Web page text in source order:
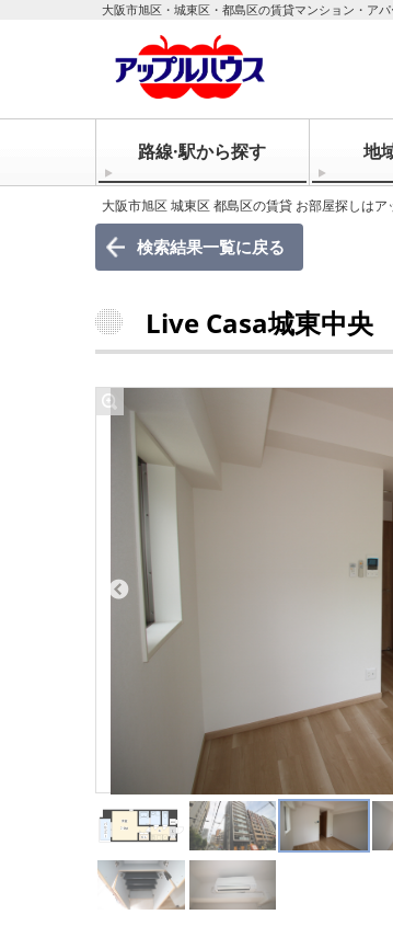
大阪市旭区・城東区・都島区の賃貸マンション・アパ
路線·駅から探す 地
大阪市旭区 城東区 都島区の賃貸 お部屋探しはア
検索結果一覧に戻る
Live Casa城東中央